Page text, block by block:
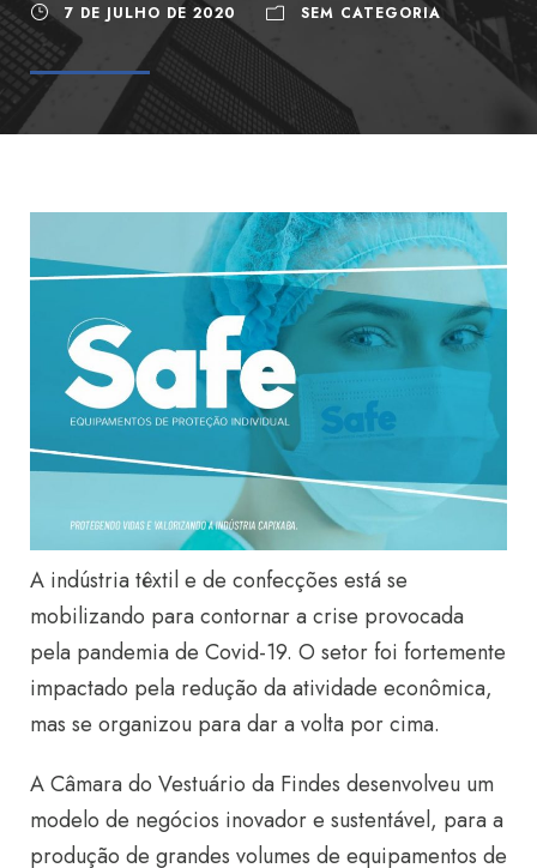
7 DE JULHO DE 2020 SEM CATEGORIA
A indústria têxtil e de confecções está se
mobilizando para contornar a crise provocada
pela pandemia de Covid-19. O setor foi fortemente
impactado pela redução da atividade econômica,
mas se organizou para dar a volta por cima.
A Câmara do Vestuário da Findes desenvolveu um
modelo de negócios inovador e sustentável, para a
produção de grandes volumes de equipamentos de